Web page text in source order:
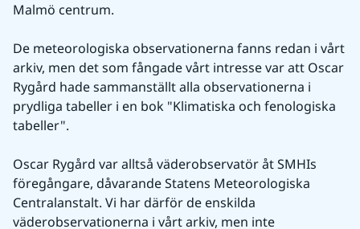
Malmö centrum.
De meteorologiska observationerna fanns redan i vårt
arkiv, men det som fångade vårt intresse var att Oscar
Rygård hade sammanställt alla observationerna i
prydliga tabeller i en bok "Klimatiska och fenologiska
tabeller".
Oscar Rygård var alltså väderobservatör åt SMHIs
föregångare, dåvarande Statens Meteorologiska
Centralanstalt. Vi har därför de enskilda
väderobservationerna i vårt arkiv, men inte